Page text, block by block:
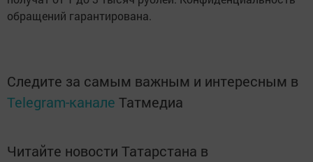
обращений гарантирована.
Следите за самым важным и интересным в
Telegram-канале Татмедиа
Читайте новости Татарстана в